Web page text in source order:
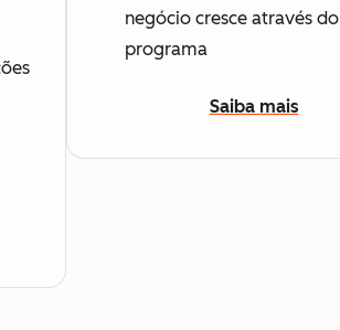
negócio cresce através do
programa
Saiba mais